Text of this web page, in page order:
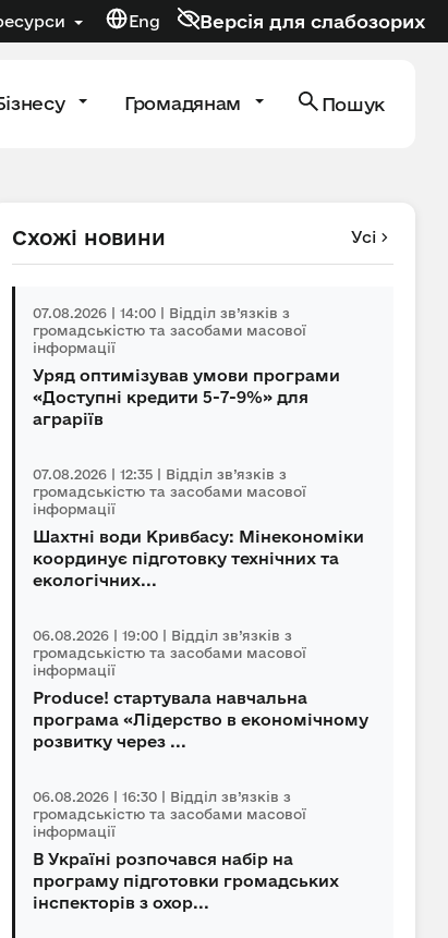
Eng Версія для слабозорих
Громадянам Пошук
Схожі новини Усі
07.08.2026 | 14:00 | Відділ зв’язків з
громадськістю та засобами масової
інформації
Уряд оптимізував умови програми
«Доступні кредити 5-7-9%» для
аграріїв
07.08.2026 | 12:35 | Відділ зв’язків з
громадськістю та засобами масової
інформації
Шахтні води Кривбасу: Мінекономіки
координує підготовку технічних та
екологічних...
06.08.2026 | 19:00 | Відділ зв’язків з
громадськістю та засобами масової
інформації
Produce! стартувала навчальна
програма «Лідерство в економічному
розвитку через ...
06.08.2026 | 16:30 | Відділ зв’язків з
громадськістю та засобами масової
інформації
В Україні розпочався набір на
програму підготовки громадських
інспекторів з охор...